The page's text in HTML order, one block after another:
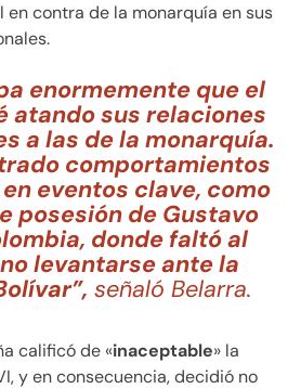
en contra de la monarquía en sus
enormemente que el
atando sus relaciones
a las de la monarquía.
comportamientos
eventos clave, como
posesión de Gustavo
donde faltó al
levantarse ante la
señaló Belarra.
calificó de «inaceptable» la
y en consecuencia, decidió no